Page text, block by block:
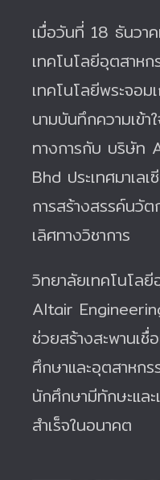
เมื่อวันที่ 18 ธันว
เทคโนโลยีอุตสาห
เทคโนโลยีพระจอม
นามบันทึกความเข้
ทางการกับ บริษัท
Bhd ประเทศมาเล
การสร้างสรรค์นวั
เลิศทางวิชาการ
วิทยาลัยเทคโนโล
Altair
ช่วยสร้างสะพานเชื่
ศึกษาและอุตสาหก
นักศึกษามีทักษะแล
สำเร็จในอนาคต